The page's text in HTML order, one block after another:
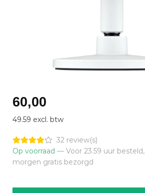
60,00
49.59 excl. btw
32 review(s)
Op voorraad — Voor 23.59 uur besteld,
morgen gratis bezorgd